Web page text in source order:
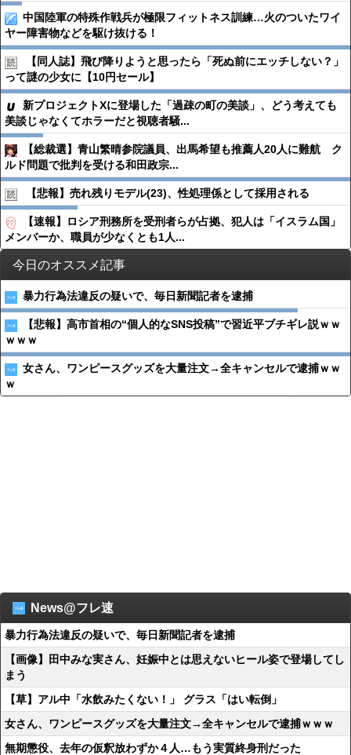
中国陸軍の特殊作戦兵が極限フィットネス訓練…火のついたワイ
ヤー障害物などを駆け抜ける！
【同人誌】飛び降りようと思ったら「死ぬ前にエッチしない？」
って謎の少女に【10円セール】
新プロジェクトXに登場した「過疎の町の美談」、どう考えても
美談じゃなくてホラーだと視聴者騒...
【総裁選】青山繁晴参院議員、出馬希望も推薦人20人に難航 ク
ルド問題で批判を受ける和田政宗...
【悲報】売れ残りモデル(23)、性処理係として採用される
【速報】ロシア刑務所を受刑者らが占拠、犯人は「イスラム国」
メンバーか、職員が少なくとも1人...
今日のオススメ記事
暴力行為法違反の疑いで、毎日新聞記者を逮捕
【悲報】高市首相の“個人的なSNS投稿”で習近平ブチギレ説ｗｗ
ｗｗｗ
女さん、ワンピースグッズを大量注文→全キャンセルで逮捕ｗｗ
ｗ
News@フレ速
暴力行為法違反の疑いで、毎日新聞記者を逮捕
【画像】田中みな実さん、妊娠中とは思えないヒール姿で登場してし
まう
【草】アル中「水飲みたくない！」 グラス「はい転倒」
女さん、ワンピースグッズを大量注文→全キャンセルで逮捕ｗｗｗ
無期懲役、去年の仮釈放わずか４人…もう実質終身刑だった